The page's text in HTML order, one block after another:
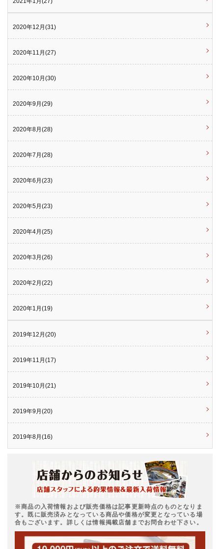
2020年12月(31)
2020年11月(27)
2020年10月(30)
2020年9月(29)
2020年8月(28)
2020年7月(28)
2020年6月(23)
2020年5月(23)
2020年4月(25)
2020年3月(26)
2020年2月(22)
2020年1月(19)
2019年12月(20)
2019年11月(17)
2019年10月(21)
2019年9月(20)
2019年8月(16)
※商品の入荷情報および販売価格は記事更新時点のものとなりま
す。既に販売済みとなっている商品や価格が変更となっている場
合もございます。詳しくは情報掲載店舗までお問合わせ下さい。